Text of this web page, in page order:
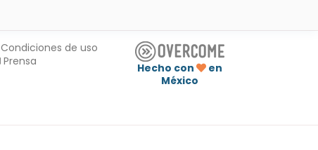
Condiciones de uso
Prensa
Hecho con
en
México